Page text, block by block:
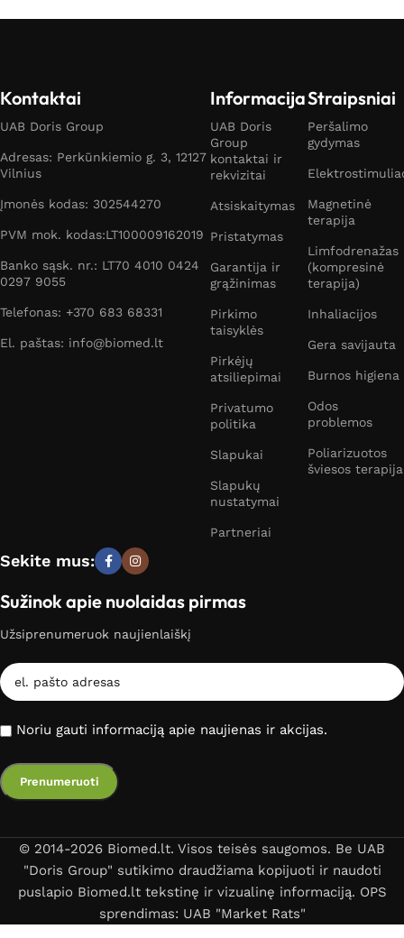
Kontaktai
UAB Doris Group
Adresas: Perkūnkiemio g. 3, 12127
Vilnius
Įmonės kodas: 302544270
PVM mok. kodas:LT100009162019
Banko sąsk. nr.: LT70 4010 0424
0297 9055
Telefonas: +370 683 68331
El. paštas: info@biomed.lt
Informacija
UAB Doris
Group
kontaktai ir
rekvizitai
Atsiskaitymas
Pristatymas
Garantija ir
grąžinimas
Pirkimo
taisyklės
Pirkėjų
atsiliepimai
Privatumo
politika
Slapukai
Slapukų
nustatymai
Partneriai
Straipsniai
Peršalimo
gydymas
Magnetinė
terapija
Limfodrenažas
(kompresinė
terapija)
Inhaliacijos
Gera savijauta
Burnos higiena
Odos
problemos
Poliarizuotos
šviesos terapija
Sekite mus:
Sužinok apie nuolaidas pirmas
Užsiprenumeruok naujienlaiškį
Noriu gauti informaciją apie naujienas ir akcijas.
© 2014-2026 Biomed.lt. Visos teisės saugomos. Be UAB
"Doris Group" sutikimo draudžiama kopijuoti ir naudoti
puslapio Biomed.lt tekstinę ir vizualinę informaciją. OPS
sprendimas: UAB "Market Rats"